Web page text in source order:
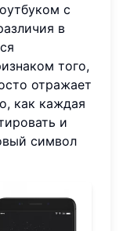
с
в
того,
отражает
как каждая
и
символ